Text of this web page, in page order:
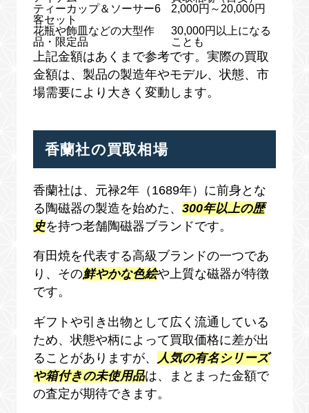
ティーカップ＆ソーサー6
客セット
2,000円～20,000円
花瓶や飾皿などの大型作
品・限定品
30,000円以上になる
ことも
上記金額はあくまで参考です。実際の買取
金額は、製品の製造年やモデル、状態、市
場需要により大きく変動します。
香蘭社の買取相場
香蘭社は、元禄2年（1689年）に前身とな
る陶磁器の製造を始めた、 300年以上の歴
史を持つ老舗陶磁器ブランドです。
有田焼を代表する高級ブランドの一つであ
り、その鮮やかな色絵や上質な磁器が特徴
です。
ギフトや引き出物として広く流通している
ため、状態や柄によって買取価格に差が出
ることがありますが、
人気の有名シリーズ
や箱付きの未使用品は、まとまった金額で
の査定が期待できます。